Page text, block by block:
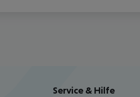
Service & Hilfe